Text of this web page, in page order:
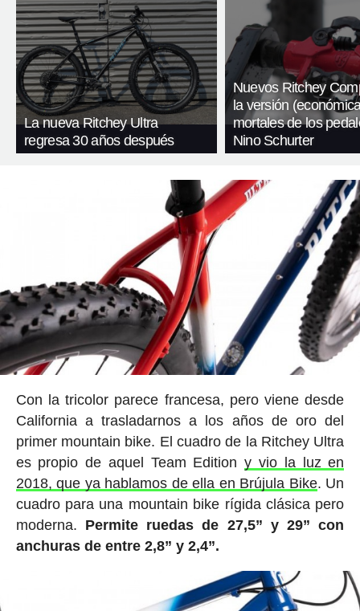
La nueva Ritchey Ultra
regresa 30 años después
Nuevos Ritchey
la versión
mortales de los
Nino Schurter
Con la tricolor parece francesa, pero viene desde
California a trasladarnos a los años de oro del
primer mountain bike. El cuadro de la Ritchey Ultra
es propio de aquel Team Editiony vio la luz en
2018, que ya hablamos de ella en Brújula Bike. Un
cuadro para una mountain bike rígida clásica pero
moderna. Permite ruedas de 27,5” y 29” con
anchuras de entre 2,8” y 2,4”.